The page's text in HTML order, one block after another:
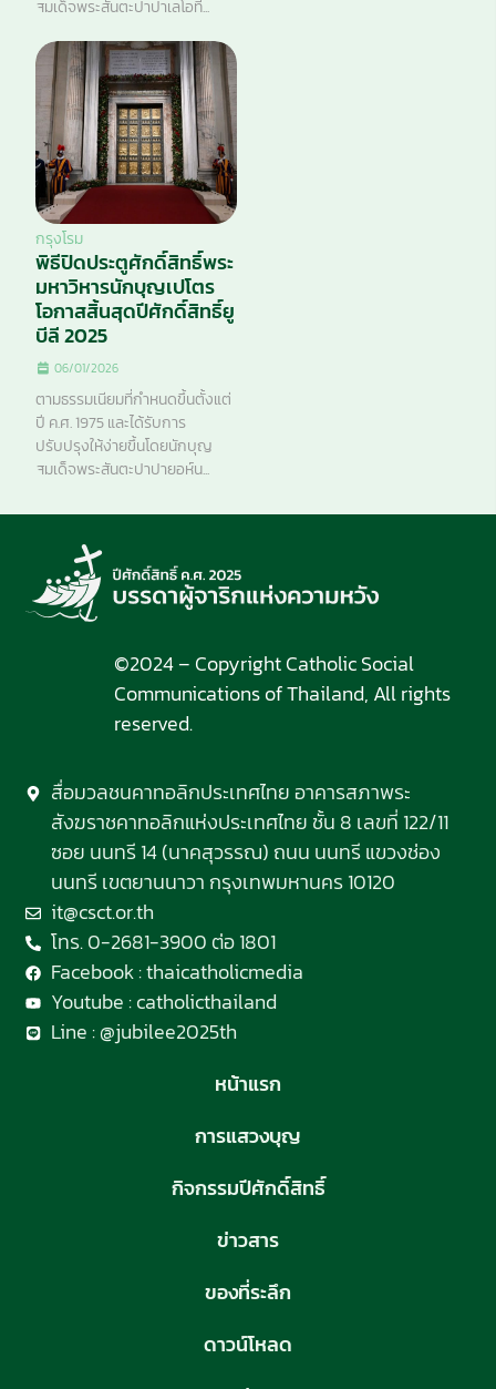
สมเด็จพระสันตะปาปาเลโอที่...
กรุงโรม
พิธีปิดประตูศักดิ์สิทธิ์พระ
มหาวิหารนักบุญเปโตร
โอกาสสิ้นสุดปีศักดิ์สิทธิ์ยู
บีลี 2025
06/01/2026
ตามธรรมเนียมที่กำหนดขึ้นตั้งแต่
ปี ค.ศ. 1975 และได้รับการ
ปรับปรุงให้ง่ายขึ้นโดยนักบุญ
สมเด็จพระสันตะปาปายอห์น...
©2024 – Copyright Catholic Social
Communications of Thailand, All rights
reserved.
สื่อมวลชนคาทอลิกประเทศไทย อาคารสภาพระ
สังฆราชคาทอลิกแห่งประเทศไทย ชั้น 8 เลขที่ 122/11
ซอย นนทรี 14 (นาคสุวรรณ) ถนน นนทรี แขวงช่อง
นนทรี เขตยานนาวา กรุงเทพมหานคร 10120
it@csct.or.th
โทร. 0-2681-3900 ต่อ 1801
Facebook : thaicatholicmedia
Youtube : catholicthailand
Line : @jubilee2025th
หน้าแรก
การแสวงบุญ
กิจกรรมปีศักดิ์สิทธิ์
ข่าวสาร
ของที่ระลึก
ดาวน์โหลด